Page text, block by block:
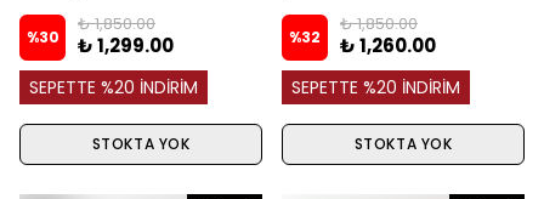
%30
₺ 1,850.00
₺ 1,299.00
SEPETTE %20 İNDİRİM
STOKTA YOK
%32
₺ 1,850.00
₺ 1,260.00
SEPETTE %20 İNDİRİM
STOKTA YOK